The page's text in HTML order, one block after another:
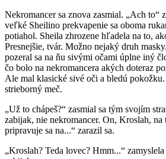
Nekromancer sa znova zasmial. „Ach to“
veľké Sheilino prekvapenie sa oboma
potiahol. Sheila zhrozene hľadela na to,
Presnejšie, tvár. Možno nejaký druh
pozeral sa na ňu sivými očami úplne iný
čo bolo na nekromancera akých doteraz
Ale mal klasické sivé oči a bledú
strieborný meč.
„Už to chápeš?“ zasmial sa tým svojím
zabijak, nie nekromancer. On, Kroslah, na
pripravuje sa na...“ zarazil sa.
„Kroslah? Teda lovec? Hmm...“